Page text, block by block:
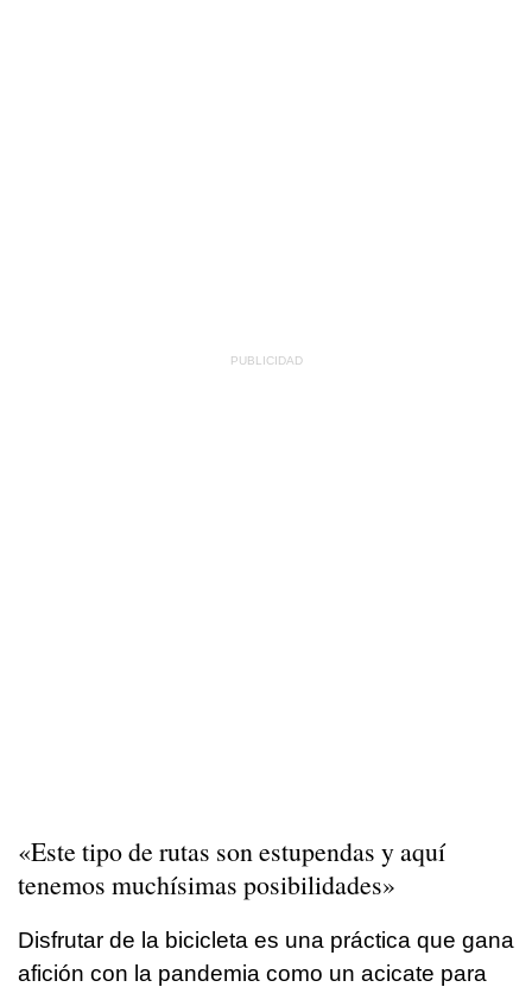
«Este tipo de rutas son estupendas y aquí
tenemos muchísimas posibilidades»
Disfrutar de la bicicleta es una práctica que gana
afición con la pandemia como un acicate para